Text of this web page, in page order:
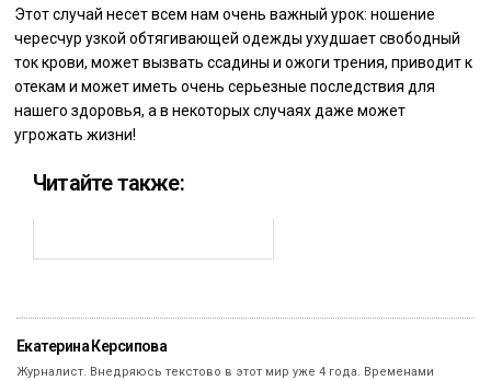
Этот случай несет всем нам очень важный урок: ношение
чересчур узкой обтягивающей одежды ухудшает свободный
ток крови, может вызвать ссадины и ожоги трения, приводит к
отекам и может иметь очень серьезные последствия для
нашего здоровья, а в некоторых случаях даже может
угрожать жизни!
Читайте также:
Екатерина Керсипова
Журналист. Внедряюсь текстово в этот мир уже 4 года. Временами